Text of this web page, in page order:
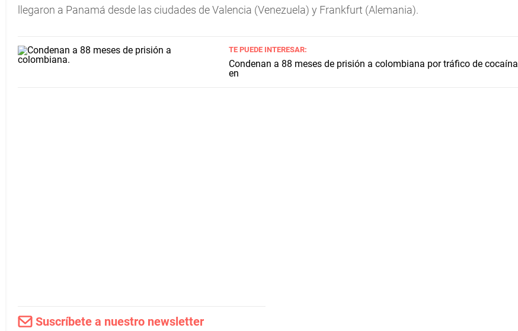
llegaron a Panamá desde las ciudades de Valencia (Venezuela) y Frankfurt (Alemania).
TE PUEDE INTERESAR:
Condenan a 88 meses de prisión a colombiana por tráfico de cocaína
en
Suscríbete a nuestro newsletter